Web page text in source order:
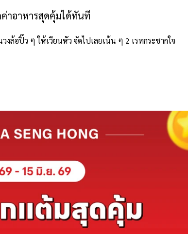
าอาหารสุดคุ้มได้ทันที
งล้อปิ๊ว ๆ ให้เวียนหัว จัดไปเลยเน้น ๆ 2 เรทกระชากใจ